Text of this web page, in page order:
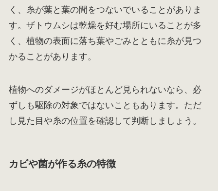
く、糸が葉と葉の間をつないでいることがありま
す。ザトウムシは乾燥を好む場所にいることが多
く、植物の表面に落ち葉やごみとともに糸が見つ
かることがあります。
植物へのダメージがほとんど見られないなら、必
ずしも駆除の対象ではないこともあります。ただ
し見た目や糸の位置を確認して判断しましょう。
カビや菌が作る糸の特徴